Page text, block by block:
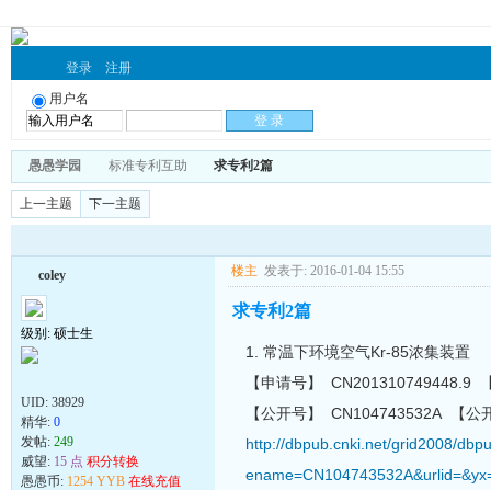
登录 注册
用户名
愚愚学园 标准专利互助 求专利2篇
上一主题 下一主题
coley
级别: 硕士生
UID: 38929
精华: 0
发帖: 249
威望: 15 点 积分转换
愚愚币: 1254 YYB 在线充值
楼主 发表于: 2016-01-04 15:55
求专利2篇
1. 常温下环境空气Kr-85浓集装置
【申请号】 CN201310749448.9
【公开号】 CN104743532A 【公
http://dbpub.cnki.net/grid2008/